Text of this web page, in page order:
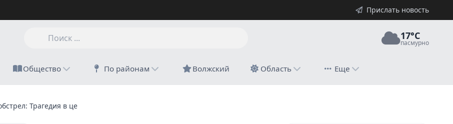
Прислать новость
17°C
пасмурно
Общество По районам Волжский Область Еще
Трагедия в центре города, два ребенка погибли